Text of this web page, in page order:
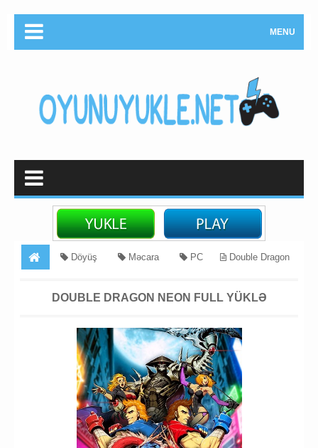
MENU
Döyüş Məcara PC Double Dragon
DOUBLE DRAGON NEON FULL YÜKLƏ